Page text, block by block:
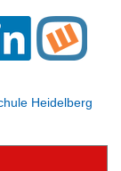
Heidelberg